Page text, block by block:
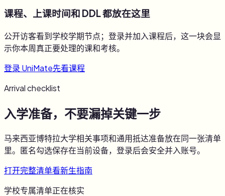
课程、上课时间和 DDL 都放在这里
公开访客看到学校学期节点；登录并加入课程后，这一块会显
示你本周真正要处理的课和考核。
登录 UniMate先看课程
Arrival checklist
入学准备，不要漏掉关键一步
马来西亚博特拉大学相关事项和通用抵达准备放在同一张清单
里。匿名勾选保存在当前设备，登录后会安全并入账号。
打开完整清单看新生指南
学校专属清单正在核实